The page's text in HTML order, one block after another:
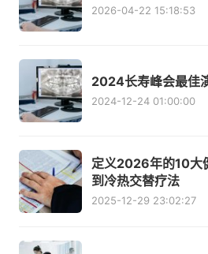
2026-04-22 15:18:53
2024长寿峰会最佳
2024-12-24 01:00:00
定义2026年的10大
到冷热交替疗法
2025-12-29 23:02:27